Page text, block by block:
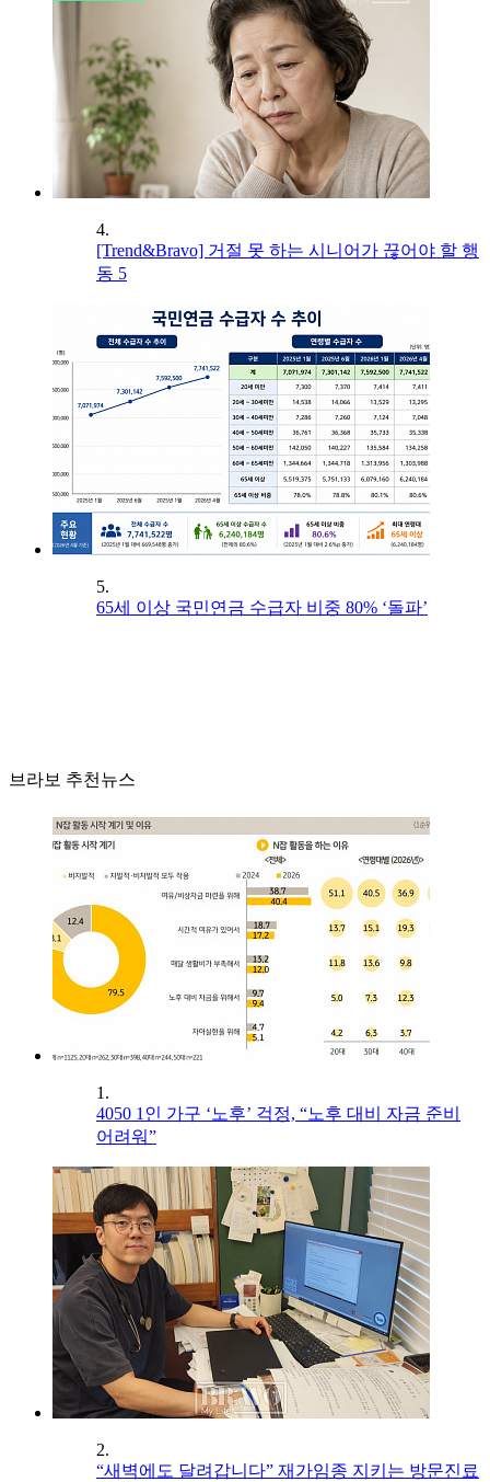
4.
[Trend&Bravo] 거절 못 하는 시니어가 끊어야 할 행
동 5
5.
65세 이상 국민연금 수급자 비중 80% ‘돌파’
브라보 추천뉴스
1.
4050 1인 가구 ‘노후’ 걱정, “노후 대비 자금 준비
어려워”
2.
“새벽에도 달려갑니다” 재가임종 지키는 방문진료